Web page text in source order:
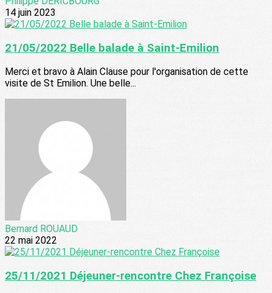
14 juin 2023
21/05/2022 Belle balade à Saint-Emilion
Merci et bravo à Alain Clause pour l'organisation de cette
visite de St Emilion. Une belle...
Bernard ROUAUD
22 mai 2022
25/11/2021 Déjeuner-rencontre Chez Françoise